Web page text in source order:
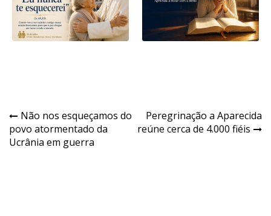
Navegação
de
Não nos esqueçamos do
povo atormentado da
Ucrânia em guerra
Peregrinação a Aparecida
reúne cerca de 4.000 fiéis